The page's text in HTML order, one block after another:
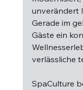
unverändert
Gerade im
Gäste ein
verlässliche
SpaCulture